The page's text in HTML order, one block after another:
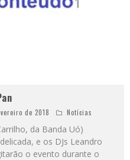
de 2018 Notícias
da Banda Uó)
e os DJs Leandro
o evento durante o